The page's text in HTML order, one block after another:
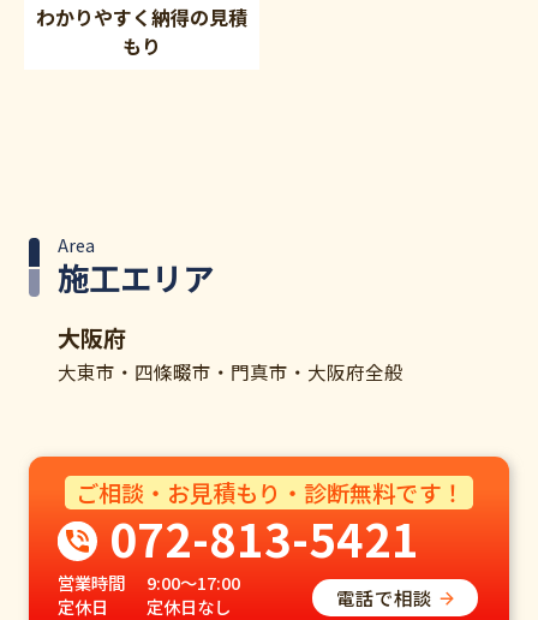
わかりやすく納得の見積
もり
施工エリア
Area
大阪府
大東市・四條畷市・門真市・大阪府全般
ご相談・お見積もり・診断無料です！
072-813-5421
営業時間
9:00～17:00
定休日
定休日なし 電話で相談